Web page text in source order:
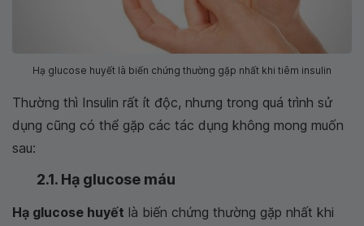
Hạ glucose huyết là biến chứng thường gặp nhất khi tiêm insulin
Thường thì Insulin rất ít độc, nhưng trong quá trình sử
dụng cũng có thể gặp các tác dụng không mong muốn
sau:
2.1. Hạ glucose máu
Hạ glucose huyết là biến chứng thường gặp nhất khi